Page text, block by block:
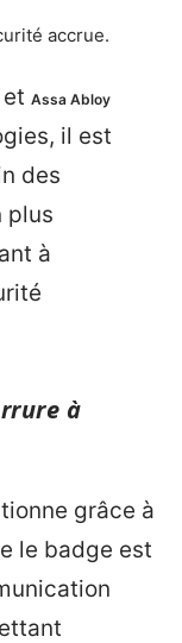
accrue.
et Assa Abloy
il est
des
plus
à
à
grâce à
le badge est